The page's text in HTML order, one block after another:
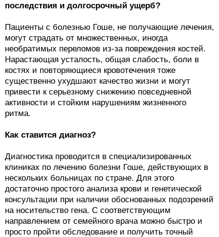
последствия и долгосрочный ущерб?
Пациенты с болезнью Гоше, не получающие лечения,
могут страдать от множественных, иногда
необратимых переломов из-за повреждения костей.
Нарастающая усталость, общая слабость, боли в
костях и повторяющиеся кровотечения тоже
существенно ухудшают качество жизни и могут
привести к серьезному снижению повседневной
активности и стойким нарушениям жизненного
ритма.
Как ставится диагноз?
Диагностика проводится в специализированных
клиниках по лечению болезни Гоше, действующих в
нескольких больницах по стране. Для этого
достаточно простого анализа крови и генетической
консультации при наличии обоснованных подозрений
на носительство гена. С соответствующим
направлением от семейного врача можно быстро и
просто пройти обследование и получить точный